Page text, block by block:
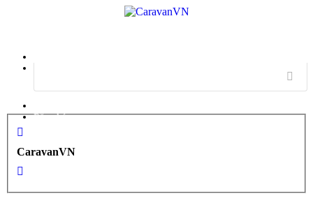
Đăng ký
CaravanVN